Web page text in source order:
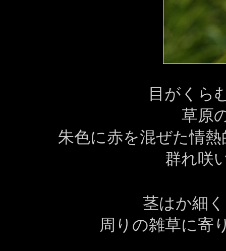
目がくら
草原
朱色に赤を混ぜた情
群れ咲
茎はか細
周りの雑草に